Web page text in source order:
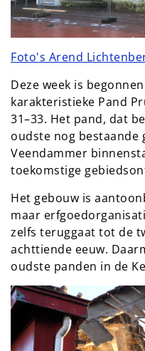
Foto's Arend
Deze week is
karakteristieke Pand
31–33. Het pand, dat
oudste nog bestaande
Veendammer
toekomstige
Het gebouw is
maar
zelfs teruggaat tot de
achttiende eeuw.
oudste panden in de